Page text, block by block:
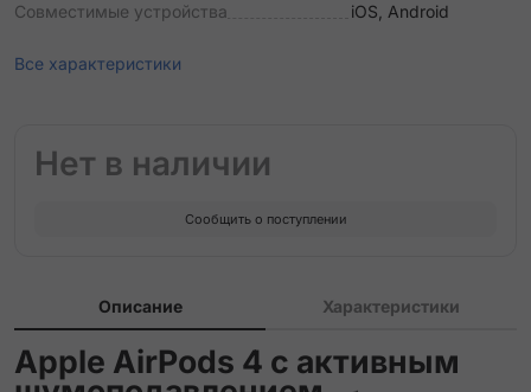
Совместимые устройства
iOS, Android
Все характеристики
Нет в наличии
Сообщить о поступлении
Описание Характеристики
Apple AirPods 4 с активным